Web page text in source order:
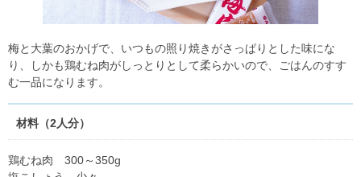
梅と大葉のおかげで、いつもの照り焼きがさっぱりとした味にな
り、しかも鶏むね肉がしっとりとして柔らかいので、ごはんのすす
む一品になります。
材料（2人分）
鶏むね肉 300～350g